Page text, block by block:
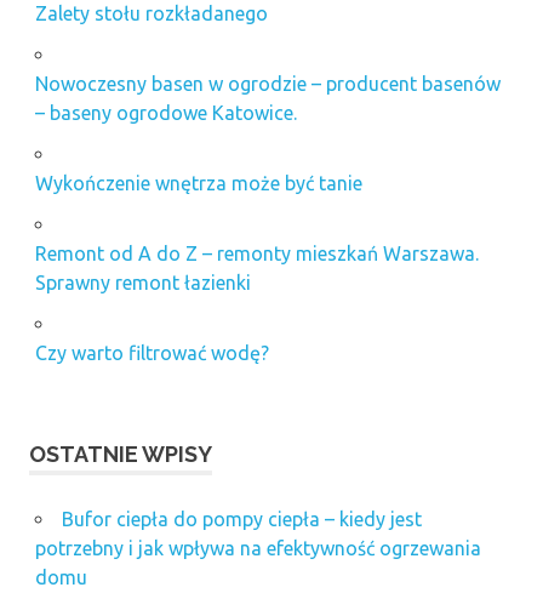
Zalety stołu rozkładanego
Nowoczesny basen w ogrodzie – producent basenów
– baseny ogrodowe Katowice.
Wykończenie wnętrza może być tanie
Remont od A do Z – remonty mieszkań Warszawa.
Sprawny remont łazienki
Czy warto filtrować wodę?
OSTATNIE WPISY
Bufor ciepła do pompy ciepła – kiedy jest
potrzebny i jak wpływa na efektywność ogrzewania
domu